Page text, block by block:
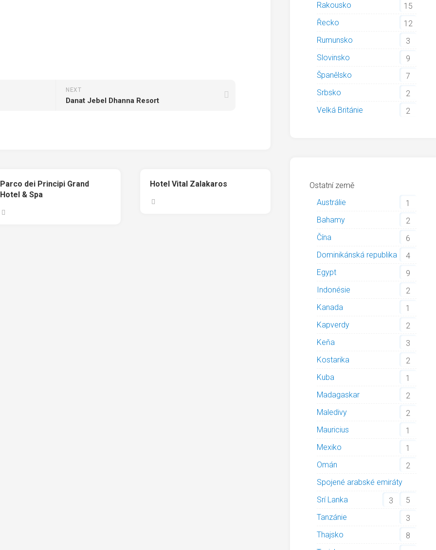
NEXT
Danat Jebel Dhanna Resort
Parco dei Principi Grand
Hotel & Spa
Hotel Vital Zalakaros
Rakousko
15
Řecko
12
Rumunsko
3
Slovinsko
9
Španělsko
7
Srbsko
2
Velká Británie
2
Ostatní země
Austrálie
1
Bahamy
2
Čína
6
Dominikánská republika
4
Egypt
9
Indonésie
2
Kanada
1
Kapverdy
2
Keňa
3
Kostarika
2
Kuba
1
Madagaskar
2
Maledivy
2
Mauricius
1
Mexiko
1
Omán
2
Spojené arabské emiráty
5
Srí Lanka
3
Tanzánie
3
Thajsko
8